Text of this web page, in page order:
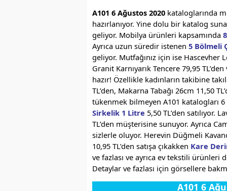
A101 6 Ağustos 2020 kataloglarında
hazırlanıyor. Yine dolu bir katalog
geliyor. Mobilya ürünleri kapsamında
Ayrıca uzun süredir istenen 5 Bölmeli
geliyor. Mutfağınız için ise Hascevher
Granit Karnıyarık Tencere 79,95
hazır! Özellikle kadınların takibine
TL’den, Makarna Tabağı 26cm 11,50
tükenmek bilmeyen A101
Sirkelik 1 Litre 5,50 TL’den satılıyor.
TL’den müşterisine sunuyor. Ayrıca
sizlerle oluyor. Herevin Düğmeli
10,95 TL’den satışa çıkakken Kare
ve fazlası ve ayrıca ev tekstili ürünleri
Detaylar ve fazlası için görsellere
A101 6